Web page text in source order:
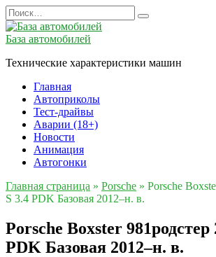
Перейти
к
содержанию
Search
for:
База автомобилей
Технические характеристики машин
Главная
Автоприколы
Тест-драйвы
Аварии (18+)
Новости
Анимация
Автогонки
Главная страница » Porsche » Porsche
S 3.4 PDK Базовая 2012–н. в.
Porsche Boxster 981родстер
PDK Базовая 2012–н. в.